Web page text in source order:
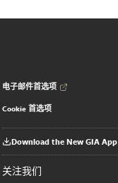
电子邮件首选项
Cookie 首选项
Download the New GIA App
关注我们